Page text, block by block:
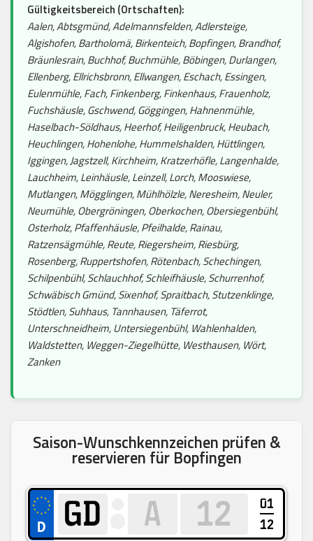
Gültigkeitsbereich (Ortschaften):
Aalen, Abtsgmünd, Adelmannsfelden, Adlersteige,
Algishofen, Bartholomä, Birkenteich, Bopfingen, Brandhof,
Bräunlesrain, Buchhof, Buchmühle, Böbingen, Durlangen,
Ellenberg, Ellrichsbronn, Ellwangen, Eschach, Essingen,
Eulenmühle, Fach, Finkenberg, Finkenhaus, Frauenholz,
Fuchshäusle, Gschwend, Göggingen, Hahnenmühle,
Haselbach-Söldhaus, Heerhof, Heiligenbruck, Heubach,
Heuchlingen, Hohenlohe, Hummelshalden, Hüttlingen,
Iggingen, Jagstzell, Kirchheim, Kratzerhöfle, Langenhalde,
Lauchheim, Leinhäusle, Leinzell, Lorch, Mooswiese,
Mutlangen, Mögglingen, Mühlhölzle, Neresheim, Neuler,
Neumühle, Obergröningen, Oberkochen, Obersiegenbühl,
Osterholz, Pfaffenhäusle, Pfeilhalde, Rainau,
Ratzensägmühle, Reute, Riegersheim, Riesbürg,
Rosenberg, Ruppertshofen, Rötenbach, Schechingen,
Schilpenbühl, Schlauchhof, Schleifhäusle, Schurrenhof,
Schwäbisch Gmünd, Sixenhof, Spraitbach, Stutzenklinge,
Stödtlen, Suhhaus, Tannhausen, Täferrot,
Unterschneidheim, Untersiegenbühl, Wahlenhalden,
Waldstetten, Weggen-Ziegelhütte, Westhausen, Wört,
Zanken
Saison-Wunschkennzeichen prüfen &
reservieren für Bopfingen
01
12